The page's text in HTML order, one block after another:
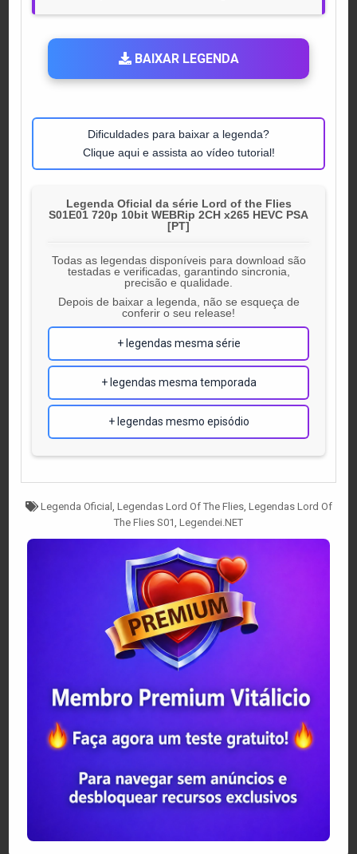
BAIXAR LEGENDA
Dificuldades para baixar a legenda?
Clique aqui e assista ao vídeo tutorial!
Legenda Oficial da série Lord of the Flies
S01E01 720p 10bit WEBRip 2CH x265 HEVC PSA
[PT]
Todas as legendas disponíveis para download são
testadas e verificadas, garantindo sincronia,
precisão e qualidade.
Depois de baixar a legenda, não se esqueça de
conferir o seu release!
+ legendas mesma série
+ legendas mesma temporada
+ legendas mesmo episódio
Tagged
Legenda Oficial Legendas Lord Of The Flies, Legendas Lord Of
The Flies S01 Legendei.NET